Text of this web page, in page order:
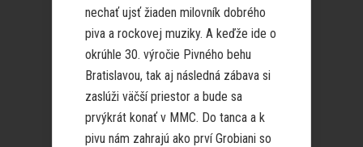
nechať ujsť žiaden milovník dobrého
piva a rockovej muziky. A keďže ide o
okrúhle 30. výročie Pivného behu
Bratislavou, tak aj následná zábava si
zaslúži väčší priestor a bude sa
prvýkrát konať v MMC. Do tanca a k
pivu nám zahrajú ako prví Grobiani so